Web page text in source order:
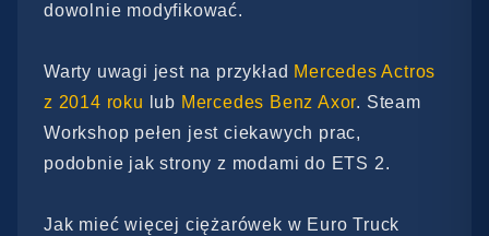
dowolnie modyfikować.
Warty uwagi jest na przykład Mercedes Actros
z 2014 roku
lub Mercedes Benz Axor. Steam
Workshop pełen jest ciekawych prac,
podobnie jak strony z modami do ETS 2.
Jak mieć więcej ciężarówek w Euro Truck